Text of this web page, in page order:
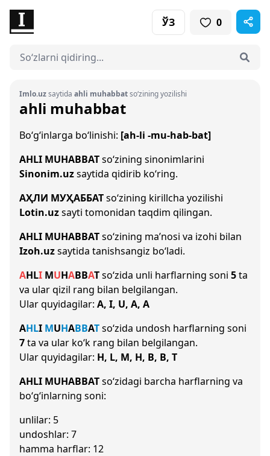
ЎЗ 0
Imlo.uzsaytida ahli muhabbatso‘zining yozilishi
ahli muhabbat
Bo‘g‘inlarga bo‘linishi: [ah-li -mu-hab-bat]
AHLI MUHABBATso‘zining sinonimlarini
Sinonim.uzsaytida qidirib ko‘ring.
АҲЛИ МУҲАББАТso‘zining kirillcha yozilishi
Lotin.uzsayti tomonidan taqdim qilingan.
AHLI MUHABBATso‘zining ma’nosi va izohi bilan
Izoh.uzsaytida tanishsangiz bo‘ladi.
AHLI MUHABBATso‘zida unli harflarning soni 5ta
va ular qizil rang bilan belgilangan.
Ular quyidagilar: A, I, U, A, A
AHLI MUHABBATso‘zida undosh harflarning soni
7ta va ular ko‘k rang bilan belgilangan.
Ular quyidagilar: H, L, M, H, B, B, T
AHLI MUHABBATso‘zidagi barcha harflarning va
bo‘g‘inlarning soni:
unlilar: 5
undoshlar: 7
hamma harflar: 12